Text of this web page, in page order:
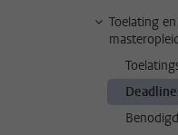
Toelating